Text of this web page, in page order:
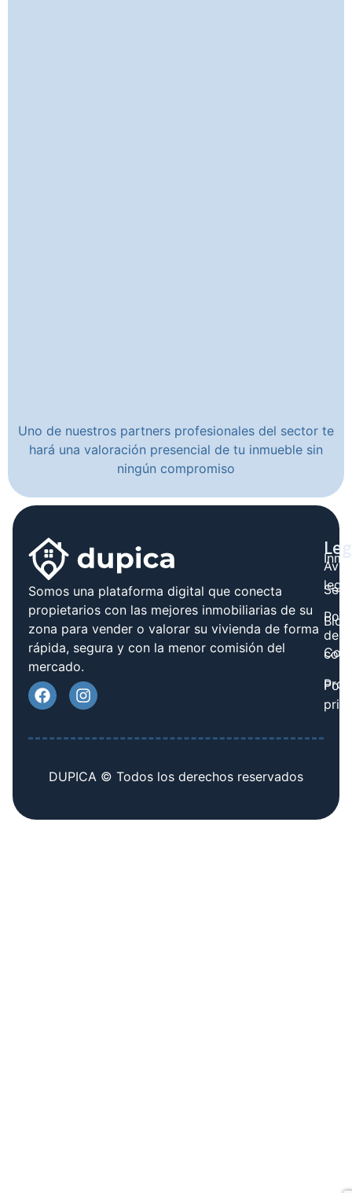
Uno de nuestros partners profesionales del sector te
hará una valoración presencial de tu inmueble sin
ningún compromiso
Somos una plataforma digital que conecta
propietarios con las mejores inmobiliarias de su
zona para vender o valorar su vivienda de forma
rápida, segura y con la menor comisión del
mercado.
Blog
legal
de
DUPICA © Todos los derechos reservados